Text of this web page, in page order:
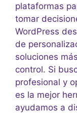
plataformas
tomar
WordPress
de
soluciones
control. Si
profesional y
es la mejor
ayudamos a